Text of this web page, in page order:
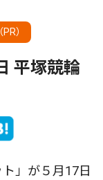
）
平塚競輪
」が５月17日